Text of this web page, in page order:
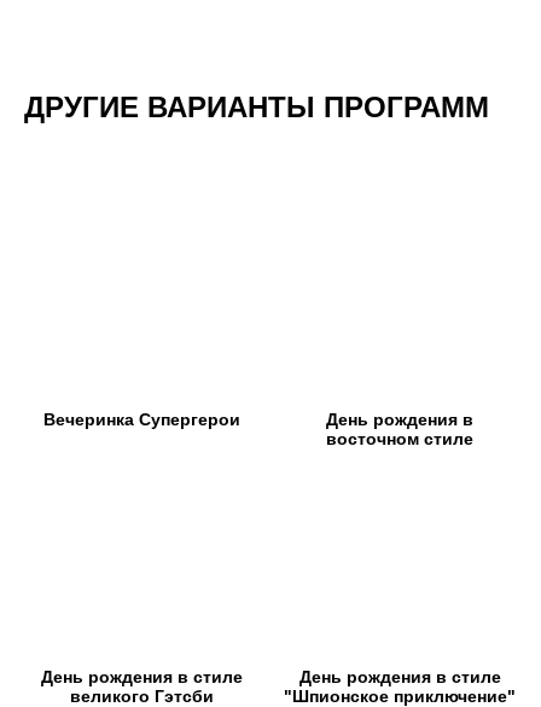
ДРУГИЕ ВАРИАНТЫ ПРОГРАММ
Вечеринка Супергерои
День рождения в
восточном стиле
День рождения в стиле
великого Гэтсби
День рождения в стиле
"Шпионское приключение"